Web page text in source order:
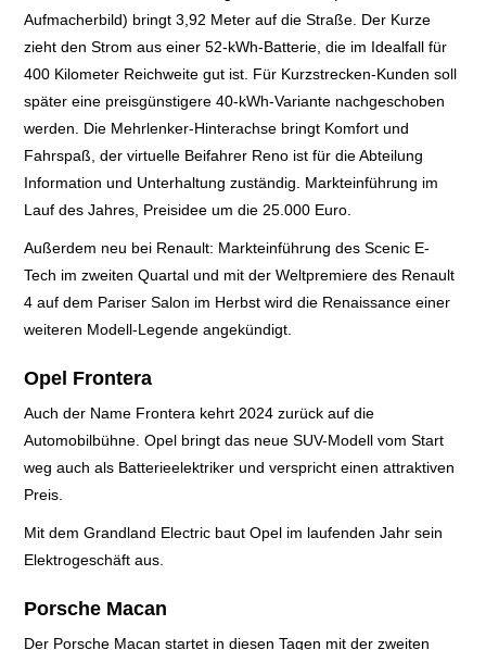
Aufmacherbild) bringt 3,92 Meter auf die Straße. Der Kurze
zieht den Strom aus einer 52-kWh-Batterie, die im Idealfall für
400 Kilometer Reichweite gut ist. Für Kurzstrecken-Kunden soll
später eine preisgünstigere 40-kWh-Variante nachgeschoben
werden. Die Mehrlenker-Hinterachse bringt Komfort und
Fahrspaß, der virtuelle Beifahrer Reno ist für die Abteilung
Information und Unterhaltung zuständig. Markteinführung im
Lauf des Jahres, Preisidee um die 25.000 Euro.
Außerdem neu bei Renault: Markteinführung desScenic E-
Tech im zweiten Quartal und mit der Weltpremiere des Renault
4 auf dem Pariser Salon im Herbst wird die Renaissance einer
weiteren Modell-Legende angekündigt.
Opel Frontera
Auch der Name Frontera kehrt 2024 zurück auf die
Automobilbühne. Opel bringt das neue SUV-Modell vom Start
weg auch als Batterieelektriker und verspricht einen attraktiven
Preis.
Mit dem Grandland Electric baut Opel im laufenden Jahr sein
Elektrogeschäft aus.
Porsche Macan
Der Porsche Macan startet in diesen Tagen mit der zweiten